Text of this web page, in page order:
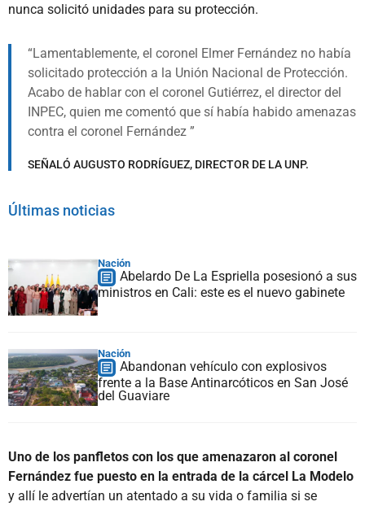
nunca solicitó unidades para su protección.
Lamentablemente, el coronel Elmer Fernández no había
solicitado protección a la Unión Nacional de Protección.
Acabo de hablar con el coronel Gutiérrez, el director del
INPEC, quien me comentó que sí había habido amenazas
contra el coronel Fernández
SEÑALÓ AUGUSTO RODRÍGUEZ, DIRECTOR DE LA UNP.
Últimas noticias
Nación
Abelardo De La Espriella posesionó a sus
ministros en Cali: este es el nuevo gabinete
Nación
Abandonan vehículo con explosivos
frente a la Base Antinarcóticos en San José
del Guaviare
Uno de los panfletos con los que amenazaron al coronel
Fernández fue puesto en la entrada de la cárcel La Modelo
y allí le advertían un atentado a su vida o familia si se